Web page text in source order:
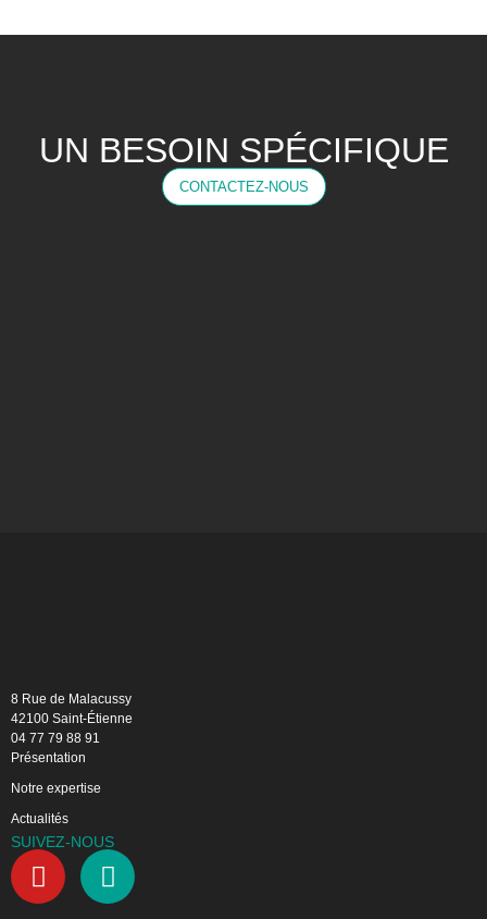
UN BESOIN SPÉCIFIQUE
CONTACTEZ-NOUS
8 Rue de Malacussy
42100 Saint-Étienne
04 77 79 88 91
Présentation
Notre expertise
Actualités
SUIVEZ-NOUS